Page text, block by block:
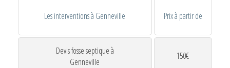
Les interventions à Genneville Prix à partir de
Devis fosse septique à
Genneville
150€